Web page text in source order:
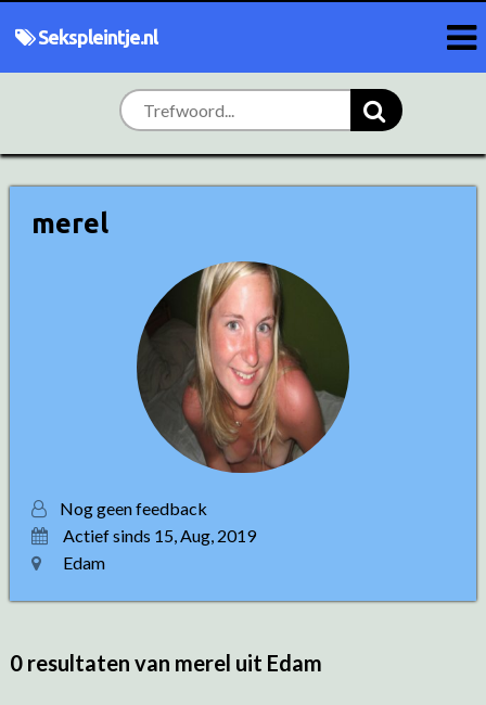
Sekspleintje.nl
merel
Nog geen feedback
Actief sinds 15, Aug, 2019
Edam
0 resultaten van merel uit Edam